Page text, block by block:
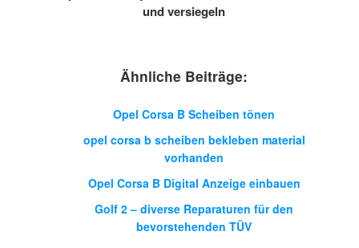
und versiegeln
Ähnliche Beiträge:
Opel Corsa B Scheiben tönen
opel corsa b scheiben bekleben material
vorhanden
Opel Corsa B Digital Anzeige einbauen
Golf 2 – diverse Reparaturen für den
bevorstehenden TÜV